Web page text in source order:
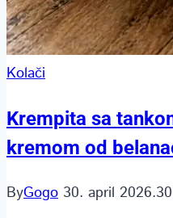
Kolači
Krempita sa
kremom od
ByGogo 30. april 2026.